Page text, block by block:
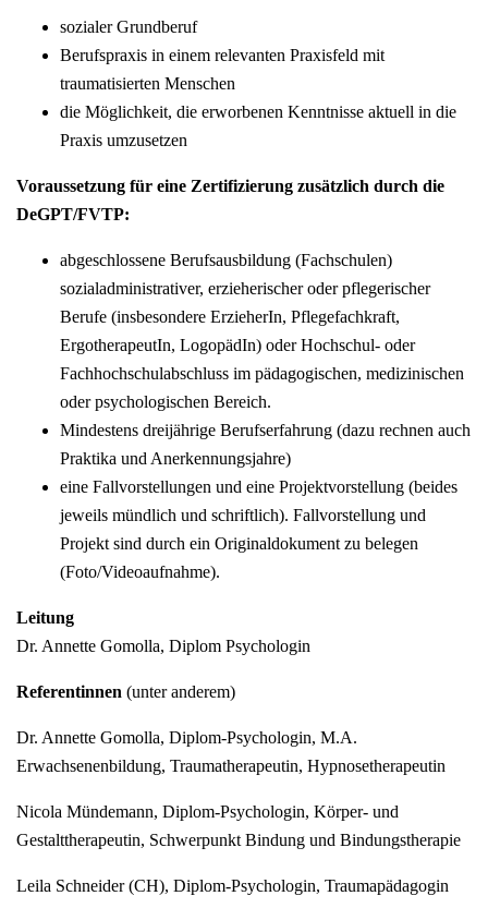
sozialer Grundberuf
Berufspraxis in einem relevanten Praxisfeld mit
traumatisierten Menschen
die Möglichkeit, die erworbenen Kenntnisse aktuell in die
Praxis umzusetzen
Voraussetzung für eine Zertifizierung zusätzlich durch die
DeGPT/FVTP:
abgeschlossene Berufsausbildung (Fachschulen)
sozialadministrativer, erzieherischer oder pflegerischer
Berufe (insbesondere ErzieherIn, Pflegefachkraft,
ErgotherapeutIn, LogopädIn) oder Hochschul- oder
Fachhochschulabschluss im pädagogischen, medizinischen
oder psychologischen Bereich.
Mindestens dreijährige Berufserfahrung (dazu rechnen auch
Praktika und Anerkennungsjahre)
eine Fallvorstellungen und eine Projektvorstellung (beides
jeweils mündlich und schriftlich). Fallvorstellung und
Projekt sind durch ein Originaldokument zu belegen
(Foto/Videoaufnahme).
Leitung
Dr. Annette Gomolla, Diplom Psychologin
Referentinnen (unter anderem)
Dr. Annette Gomolla, Diplom-Psychologin, M.A.
Erwachsenenbildung, Traumatherapeutin, Hypnosetherapeutin
Nicola Mündemann, Diplom-Psychologin, Körper- und
Gestalttherapeutin, Schwerpunkt Bindung und Bindungstherapie
Leila Schneider (CH), Diplom-Psychologin, Traumapädagogin